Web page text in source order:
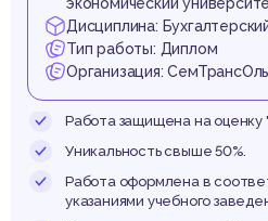
экономический
Дисциплина:
Тип работы: Диплом
Организация:
Работа защищена на оценку
Уникальность свыше 50%.
Работа оформлена в
указаниями учебного